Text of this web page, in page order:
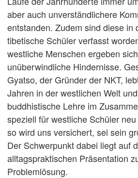
aber auch unverständlichere
entstanden. Zudem sind diese in
tibetische Schüler verfasst
westliche Menschen ergeben
unüberwindliche Hindernisse.
Gyatso, der Gründer der NKT,
Jahren in der westlichen Welt
buddhistische Lehre im
speziell für westliche Schüler
so wird uns versichert, sei sein
Der Schwerpunkt dabei liegt auf
alltagspraktischen Präsentation
Problemlösung.